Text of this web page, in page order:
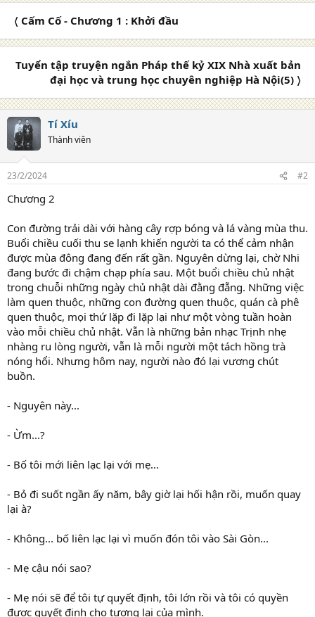
〈 Cấm Cố - Chương 1 : Khởi đầu
Tuyển tập truyện ngắn Pháp thế kỷ XIX Nhà xuất bản
đại học và trung học chuyên nghiệp Hà Nội(5) 〉
Tí Xíu
Thành viên
23/2/2024 #2
Chương 2
Con đường trải dài với hàng cây rợp bóng và lá vàng mùa thu.
Buổi chiều cuối thu se lạnh khiến người ta có thể cảm nhận
được mùa đông đang đến rất gần. Nguyên dừng lại, chờ Nhi
đang bước đi chậm chạp phía sau. Một buổi chiều chủ nhật
trong chuỗi những ngày chủ nhật dài đằng đẵng. Những việc
làm quen thuộc, những con đường quen thuộc, quán cà phê
quen thuộc, mọi thứ lặp đi lặp lại như một vòng tuần hoàn
vào mỗi chiều chủ nhật. Vẫn là những bản nhạc Trịnh nhẹ
nhàng ru lòng người, vẫn là mỗi người một tách hồng trà
nóng hổi. Nhưng hôm nay, người nào đó lại vương chút
buồn.
- Nguyên này...
- Ừm...?
- Bố tôi mới liên lạc lại với mẹ...
- Bỏ đi suốt ngần ấy năm, bây giờ lại hối hận rồi, muốn quay
lại à?
- Không... bố liên lạc lại vì muốn đón tôi vào Sài Gòn...
- Mẹ cậu nói sao?
- Mẹ nói sẽ để tôi tự quyết định, tôi lớn rồi và tôi có quyền
được quyết định cho tương lai của mình.